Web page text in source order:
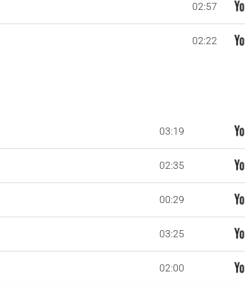
02:57
02:22
03:19
02:35
00:29
03:25
02:00